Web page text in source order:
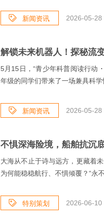
新闻资讯 2026-05-28
解锁未来机器人！探秘流
5月15日，“青少年科普阅读行动
年级的同学们带来了一场兼具科
新闻资讯 2026-05-28
不惧深海险境，船舶抗沉
大海从不止于诗与远方，更藏着
为何能稳稳航行、不惧倾覆？“永
特别策划 2026-06-10